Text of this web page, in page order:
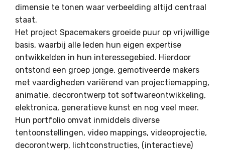
dimensie te tonen waar verbeelding altijd centraal
staat.
Het project Spacemakers groeide puur op vrijwillige
basis, waarbij alle leden hun eigen expertise
ontwikkelden in hun interessegebied. Hierdoor
ontstond een groep jonge, gemotiveerde makers
met vaardigheden variërend van projectiemapping,
animatie, decorontwerp tot softwareontwikkeling,
elektronica, generatieve kunst en nog veel meer.
Hun portfolio omvat inmiddels diverse
tentoonstellingen, video mappings, videoprojectie,
decorontwerp, lichtconstructies, (interactieve)